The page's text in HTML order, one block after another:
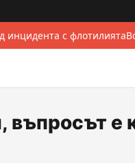
инцидента с флотилията
въпросът е